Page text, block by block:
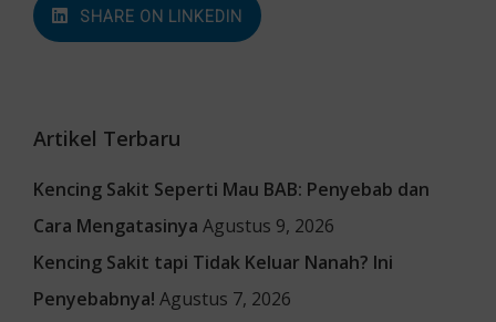
SHARE ON LINKEDIN
Artikel Terbaru
Kencing Sakit Seperti Mau BAB: Penyebab dan
Cara Mengatasinya Agustus 9, 2026
Kencing Sakit tapi Tidak Keluar Nanah? Ini
Penyebabnya! Agustus 7, 2026